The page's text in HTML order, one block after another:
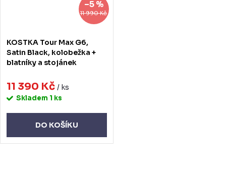
u
k
t
ů
d
u
k
11 990 Kč
–5 %
KOSTKA Tour Max G6,
Satin Black, kolobežka +
blatníky a stojánek
11 390 Kč / ks
Skladem 1 ks
DO KOŠÍKU